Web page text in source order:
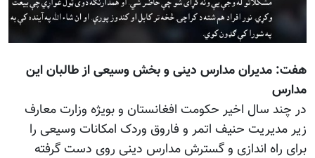
هفت: مدیران مدارس دینی و بخش وسیعی از طالبان این
مدارس
در چند سال اخیر حکومت افغانستان و بويژه وزارت معارف
زیر مدیریت حنیف اتمر و فاروق وردک امکانات وسیعی را
برای راه اندازی و گسترش مدارس دینی روی دست گرفته